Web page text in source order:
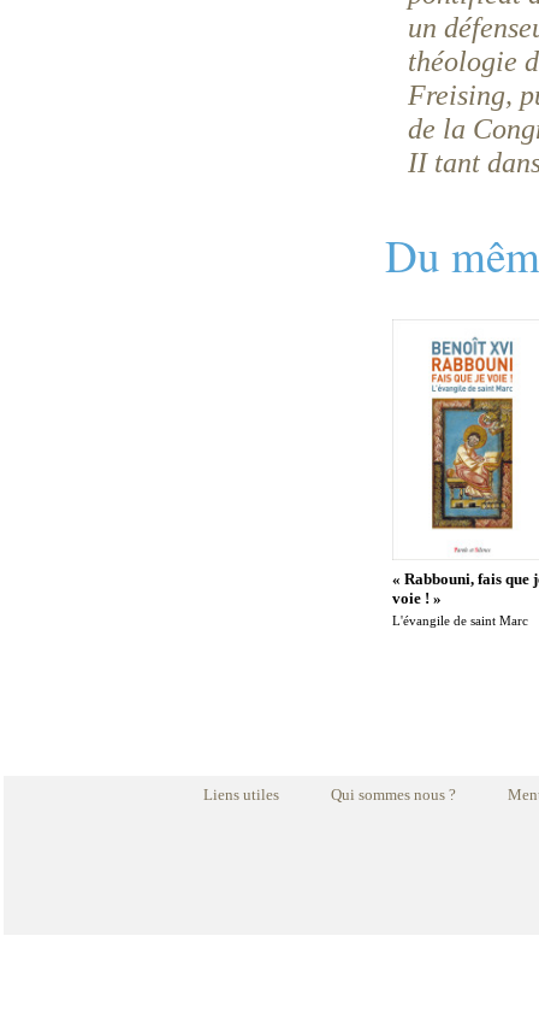
un
théologie
Freising,
de la
II tant
Du
« Rabbouni, fais que
voie ! »
L'évangile de saint Marc
Liens utiles Qui sommes nous ?